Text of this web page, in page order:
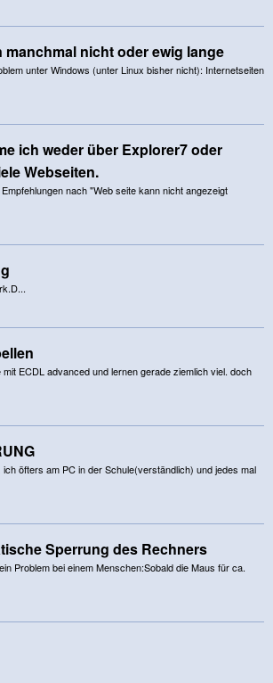
manchmal nicht oder ewig lange
unter Windows (unter Linux bisher nicht): Internetseiten
ich weder über Explorer7 oder
Webseiten.
nach "Web seite kann nicht angezeigt
ECDL advanced und lernen gerade ziemlich viel. doch
öfters am PC in der Schule(verständlich) und jedes mal
Sperrung des Rechners
Problem bei einem Menschen:Sobald die Maus für ca.